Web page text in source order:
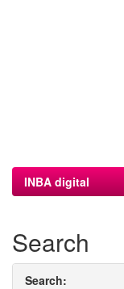
INBA digital
Search
Search: